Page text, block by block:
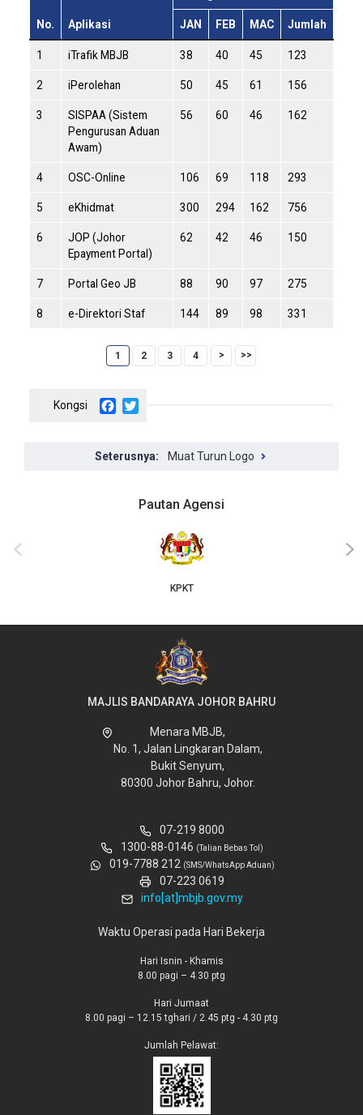
No. Aplikasi JAN FEB MAC Jumlah
1 iTrafik MBJB 38 40 45 123
2 iPerolehan 50 45 61 156
3
SISPAA (Sistem
Pengurusan Aduan
Awam)
56 60 46 162
4 OSC-Online 106 69 118 293
5 eKhidmat 300 294 162 756
6
JOP (Johor
Epayment Portal)
62 42 46 150
7 Portal Geo JB 88 90 97 275
8 e-Direktori Staf 144 89 98 331
1 2 3 4 f f
Facebook
Muat Turun Logo
Pautan Agensi
‹ ›
MAJLIS BANDARAYA JOHOR BAHRU
Menara MBJB,
No. 1, Jalan Lingkaran Dalam,
Bukit Senyum,
80300 Johor Bahru, Johor.
07-219 8000
1300-88-0146 (Talian Bebas Tol)
019-7788 212 (SMS/WhatsApp Aduan)
07-223 0619
info[at]mbjb.gov.my
Waktu Operasi pada Hari Bekerja
Hari Isnin - Khamis
8.00 pagi – 4.30 ptg
Hari Jumaat
8.00 pagi – 12.15 tghari / 2.45 ptg - 4.30 ptg
Jumlah Pelawat: